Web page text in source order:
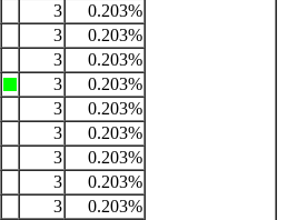
3
0.203%
3
0.203%
3
0.203%
3
0.203%
3
0.203%
3
0.203%
3
0.203%
3
0.203%
3
0.203%